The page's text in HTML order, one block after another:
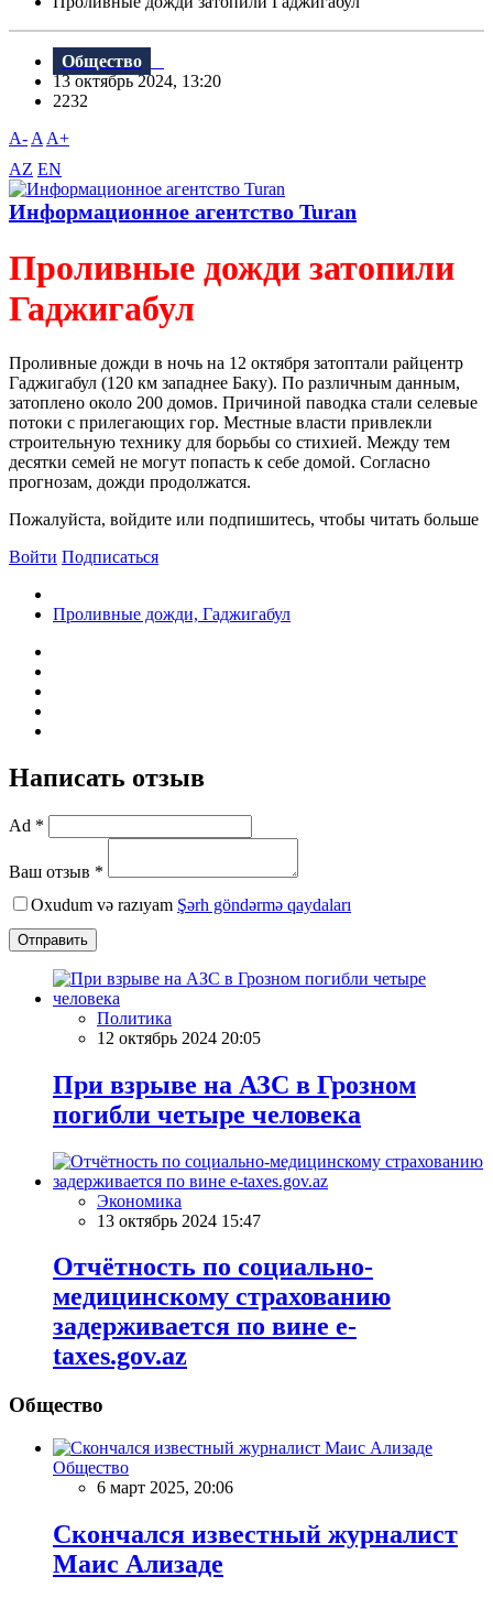
Общество
13 октябрь 2024, 13:20
2232
A- A A+
AZ EN
Информационное агентство Turan
Проливные дожди затопили
Гаджигабул
Проливные дожди в ночь на 12 октября затоптали райцентр
Гаджигабул (120 км западнее Баку). По различным данным,
затоплено около 200 домов. Причиной паводка стали селевые
потоки с прилегающих гор. Местные власти привлекли
строительную технику для борьбы со стихией. Между тем
десятки семей не могут попасть к себе домой. Согласно
прогнозам, дожди продолжатся.
Пожалуйста, войдите или подпишитесь, чтобы читать больше
Войти Подписаться
Проливные дожди, Гаджигабул
Написать отзыв
Ad *
Ваш отзыв *
Oxudum və razıyam Şərh göndərmə qaydaları
Отправить
Политика
12 октябрь 2024 20:05
При взрыве на АЗС в Грозном
погибли четыре человека
Экономика
13 октябрь 2024 15:47
Отчётность по социально-
медицинскому страхованию
задерживается по вине e-
taxes.gov.az
Общество
Общество
6 март 2025, 20:06
Скончался известный журналист
Маис Ализаде